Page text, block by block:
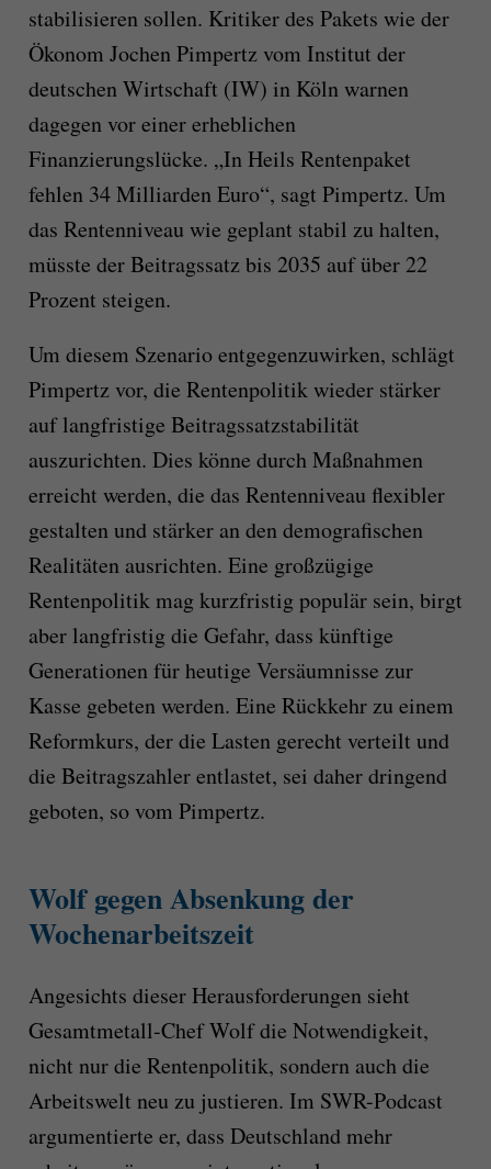
stabilisieren sollen. Kritiker des Pakets wie der
Ökonom Jochen Pimpertz vom Institut der
deutschen Wirtschaft (IW) in Köln warnen
dagegen vor einer erheblichen
Finanzierungslücke. „In Heils Rentenpaket
fehlen 34 Milliarden Euro“, sagt Pimpertz. Um
das Rentenniveau wie geplant stabil zu halten,
müsste der Beitragssatz bis 2035 auf über 22
Prozent steigen.
Um diesem Szenario entgegenzuwirken, schlägt
Pimpertz vor, die Rentenpolitik wieder stärker
auf langfristige Beitragssatzstabilität
auszurichten. Dies könne durch Maßnahmen
erreicht werden, die das Rentenniveau flexibler
gestalten und stärker an den demografischen
Realitäten ausrichten. Eine großzügige
Rentenpolitik mag kurzfristig populär sein, birgt
aber langfristig die Gefahr, dass künftige
Generationen für heutige Versäumnisse zur
Kasse gebeten werden. Eine Rückkehr zu einem
Reformkurs, der die Lasten gerecht verteilt und
die Beitragszahler entlastet, sei daher dringend
geboten, so vom Pimpertz.
Wolf gegen Absenkung der
Wochenarbeitszeit
Angesichts dieser Herausforderungen sieht
Gesamtmetall-Chef Wolf die Notwendigkeit,
nicht nur die Rentenpolitik, sondern auch die
Arbeitswelt neu zu justieren. Im SWR-Podcast
argumentierte er, dass Deutschland mehr